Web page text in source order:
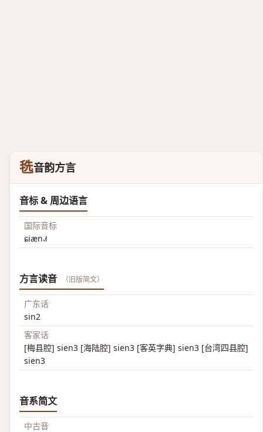
毨音韵方言
音标 & 周边语言
国际音标
ɕiæn˨˩˦
方言读音 （旧版简文）
广东话
sin2
客家话
[梅县腔] sien3 [海陆腔] sien3 [客英字典] sien3 [台湾四县腔]
sien3
音系简文
中古音